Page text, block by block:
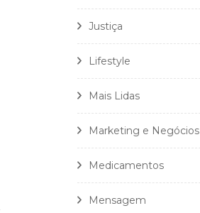
Justiça
Lifestyle
Mais Lidas
Marketing e Negócios
Medicamentos
Mensagem